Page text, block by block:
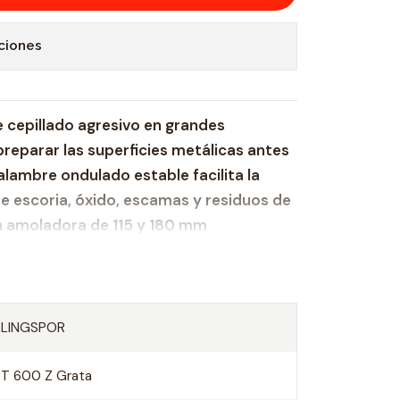
agresivo en grandes
las superficies metálicas antes
ondulado estable facilita la
escoria, óxido, escamas y residuos de
de 115 y 180 mm
600 Z Grata